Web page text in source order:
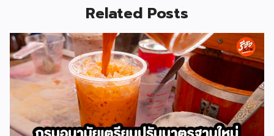
Related Posts